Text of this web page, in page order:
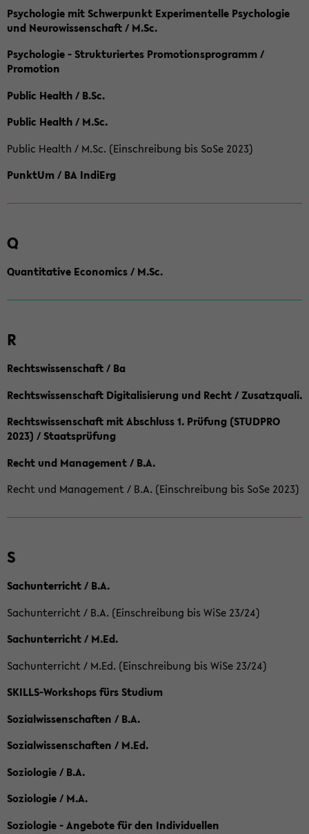
Psychologie mit Schwerpunkt Experimentelle Psychologie
und Neurowissenschaft / M.Sc.
Psychologie - Strukturiertes Promotionsprogramm /
Promotion
Public Health / B.Sc.
Public Health / M.Sc.
Public Health / M.Sc. (Einschreibung bis SoSe 2023)
PunktUm / BA IndiErg
Q
Quantitative Economics / M.Sc.
R
Rechtswissenschaft / Ba
Rechtswissenschaft Digitalisierung und Recht / Zusatzquali.
Rechtswissenschaft mit Abschluss 1. Prüfung (STUDPRO
2023) / Staatsprüfung
Recht und Management / B.A.
Recht und Management / B.A. (Einschreibung bis SoSe 2023)
S
Sachunterricht / B.A.
Sachunterricht / B.A. (Einschreibung bis WiSe 23/24)
Sachunterricht / M.Ed.
Sachunterricht / M.Ed. (Einschreibung bis WiSe 23/24)
SKILLS-Workshops fürs Studium
Sozialwissenschaften / B.A.
Sozialwissenschaften / M.Ed.
Soziologie / B.A.
Soziologie / M.A.
Soziologie - Angebote für den Individuellen